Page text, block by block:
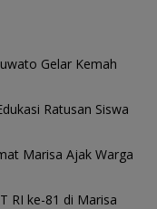
Gelar Kemah
Ratusan Siswa
Marisa Ajak Warga
RI ke-81 di Marisa